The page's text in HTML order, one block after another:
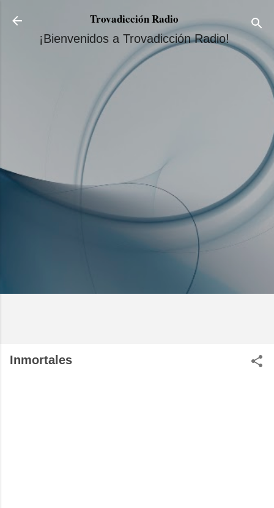
Ir al contenido principal
Trovadicción Radio
¡Bienvenidos a Trovadicción Radio!
Inmortales